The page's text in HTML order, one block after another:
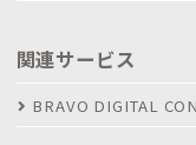
関連サービス
BRAVO DIGITAL